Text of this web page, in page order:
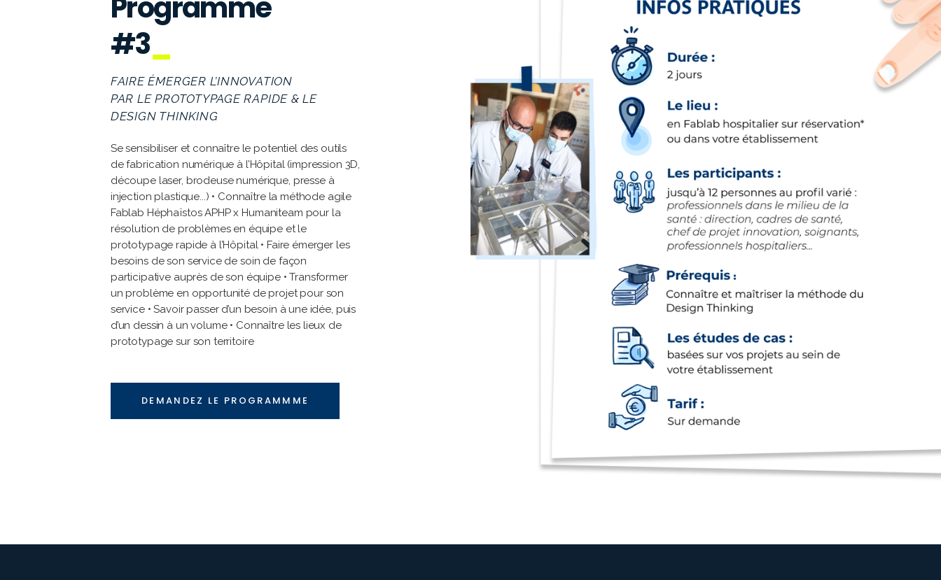
#3
FAIRE ÉMERGER L’INNOVATION
PAR LE PROTOTYPAGE RAPIDE & LE
DESIGN THINKING
Se sensibiliser et connaître le potentiel des outils
de fabrication numérique à l’Hôpital (impression 3D,
découpe laser, brodeuse numérique, presse à
injection plastique...) • Connaître la méthode agile
Fablab Héphaïstos APHP x Humaniteam pour la
résolution de problèmes en équipe et le
prototypage rapide à l’Hôpital • Faire émerger les
besoins de son service de soin de façon
participative auprès de son équipe • Transformer
un problème en opportunité de projet pour son
service • Savoir passer d’un besoin à une idée, puis
d’un dessin à un volume • Connaître les lieux de
prototypage sur son territoire
DEMANDEZ LE PROGRAMMME